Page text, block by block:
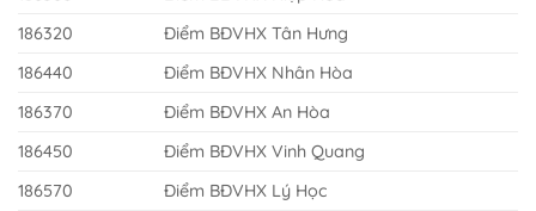
186320
Điểm BĐVHX Tân Hưng
186440
Điểm BĐVHX Nhân Hòa
186370
Điểm BĐVHX An Hòa
186450
Điểm BĐVHX Vinh Quang
186570
Điểm BĐVHX Lý Học